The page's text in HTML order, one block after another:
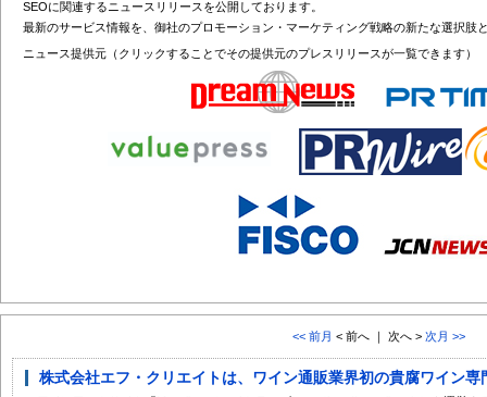
SEOに関連するニュースリリースを公開しております。
最新のサービス情報を、御社のプロモーション・マーケティング戦略の新たな選択肢
ニュース提供元（クリックすることでその提供元のプレスリリースが一覧できます）
<< 前月 < 前へ ｜ 次へ > 次月 >>
株式会社エフ・クリエイトは、ワイン通販業界初の貴腐ワイン専